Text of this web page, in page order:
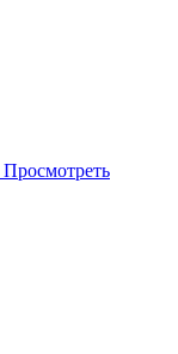
Просмотреть